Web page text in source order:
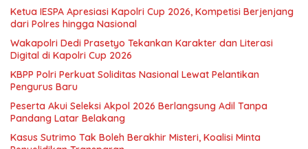
Ketua IESPA Apresiasi Kapolri Cup 2026, Kompetisi Berjenjang
dari Polres hingga Nasional
Wakapolri Dedi Prasetyo Tekankan Karakter dan Literasi
Digital di Kapolri Cup 2026
KBPP Polri Perkuat Soliditas Nasional Lewat Pelantikan
Pengurus Baru
Peserta Akui Seleksi Akpol 2026 Berlangsung Adil Tanpa
Pandang Latar Belakang
Kasus Sutrimo Tak Boleh Berakhir Misteri, Koalisi Minta